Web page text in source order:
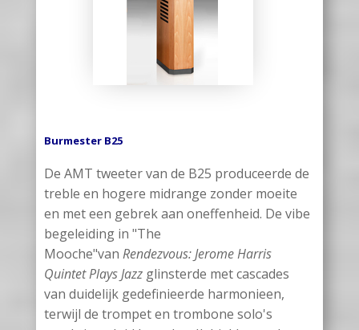
Burmester B25
De AMT tweeter van de B25 produceerde de
treble en hogere midrange zonder moeite
en met een gebrek aan oneffenheid. De vibe
begeleiding in "The
Mooche"van Rendezvous: Jerome Harris
Quintet Plays Jazz glinsterde met cascades
van duidelijk gedefinieerde harmonieen,
terwijl de trompet en trombone solo's